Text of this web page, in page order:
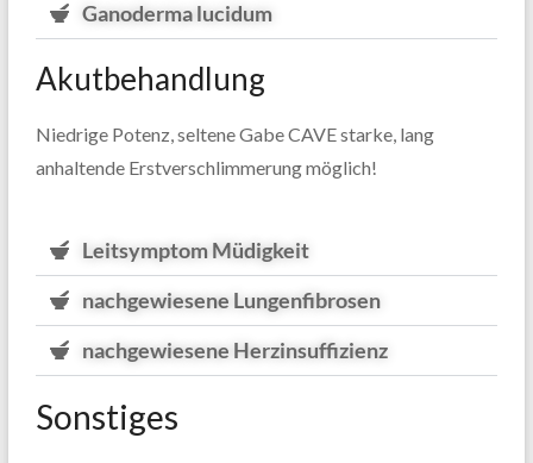
Ganoderma lucidum
Akutbehandlung
Niedrige Potenz, seltene Gabe CAVE starke, lang
anhaltende Erstverschlimmerung möglich!
Leitsymptom Müdigkeit
nachgewiesene Lungenfibrosen
nachgewiesene Herzinsuffizienz
Sonstiges